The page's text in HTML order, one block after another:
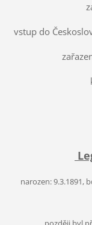
vstup do
narozen: 9.3.1891,